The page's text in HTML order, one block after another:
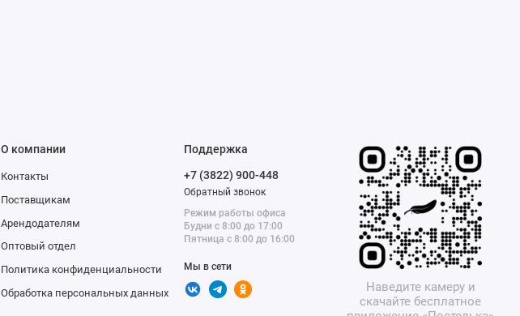
О компании
Контакты
Поставщикам
Арендодателям
Оптовый отдел
Политика конфиденциальности
Обработка персональных данных
Поддержка
+7 (3822) 900-448
Обратный звонок
Режим работы офиса
Будни с 8:00 до 17:00
Пятница с 8:00 до 16:00
Мы в сети
Наведите камеру и
скачайте бесплатное